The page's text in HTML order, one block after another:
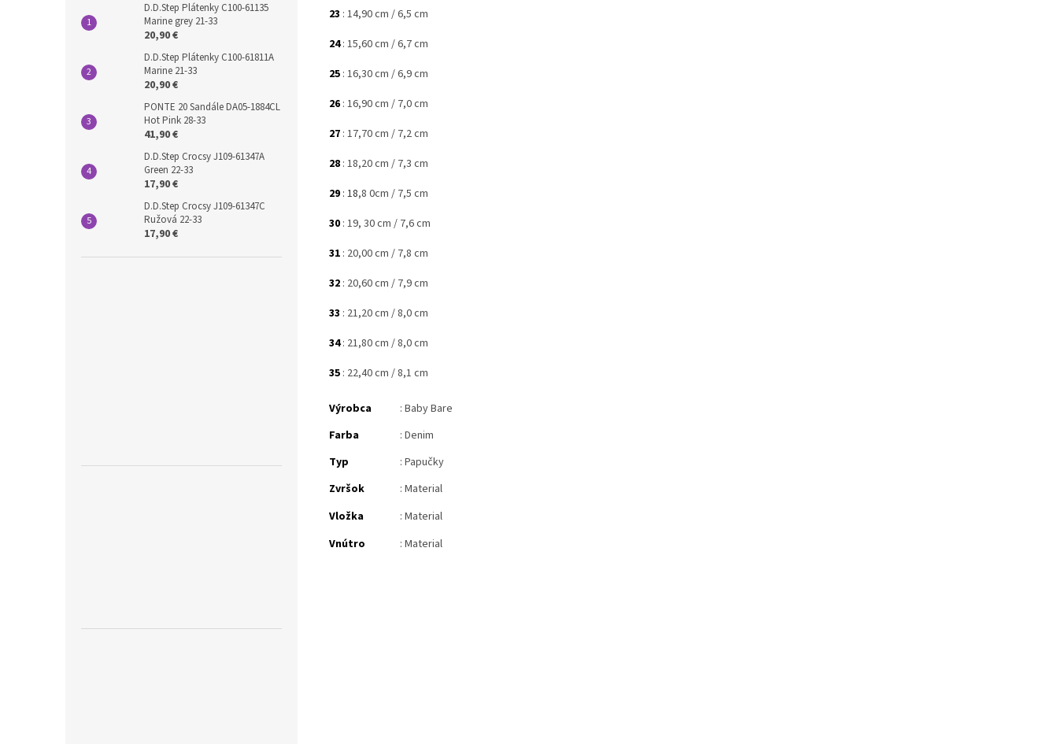
D.D.Step Plátenky C100-61135
Marine grey 21-33
20,90 €
D.D.Step Plátenky C100-61811A
Marine 21-33
20,90 €
PONTE 20 Sandále DA05-1884CL
Hot Pink 28-33
41,90 €
D.D.Step Crocsy J109-61347A
Green 22-33
17,90 €
D.D.Step Crocsy J109-61347C
Ružová 22-33
17,90 €
23 : 14,90 cm / 6,5 cm
24: 15,60 cm / 6,7 cm
25 : 16,30 cm / 6,9 cm
26 : 16,90 cm / 7,0 cm
27 : 17,70 cm / 7,2 cm
28 : 18,20 cm / 7,3 cm
29 : 18,8 0cm / 7,5 cm
30 : 19, 30 cm / 7,6 cm
31 : 20,00 cm / 7,8 cm
32 : 20,60 cm / 7,9 cm
33 : 21,20 cm / 8,0 cm
34: 21,80 cm / 8,0 cm
35 : 22,40 cm / 8,1 cm
Výrobca
: Baby Bare
Farba
: Denim
Typ
: Papučky
Zvršok
: Material
Vložka
: Material
Vnútro
: Material